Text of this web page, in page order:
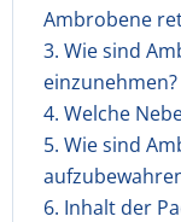
Ambrobene
3. Wie sind
einzunehmen?
4. Welche
5. Wie sind
6. Inhalt der